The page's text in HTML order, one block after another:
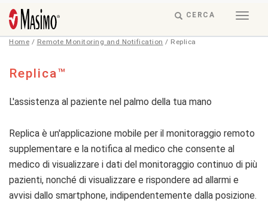
RESPONSIVE
-
CERCA
Home / Remote Monitoring and Notification / Replica
Replica
Replica™
L'assistenza al paziente nel palmo della tua mano
Replica è un'applicazione mobile per il monitoraggio remoto
supplementare e la notifica al medico che consente al
medico di visualizzare i dati del monitoraggio continuo di più
pazienti, nonché di visualizzare e rispondere ad allarmi e
avvisi dallo smartphone, indipendentemente dalla posizione.